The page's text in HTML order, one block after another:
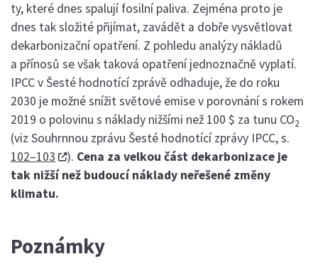
ty, které dnes spalují fosilní paliva. Zejména proto je
dnes tak složité přijímat, zavádět a dobře vysvětlovat
dekarbonizační opatření. Z pohledu analýzy nákladů
a přínosů se však taková opatření jednoznačně vyplatí.
IPCC v Šesté hodnotící zprávě odhaduje, že do roku
2030 je možné snížit světové emise v porovnání s rokem
2019 o polovinu s náklady nižšími než 100 $ za tunu CO2
(viz Souhrnnou zprávu Šesté hodnotící zprávy IPCC, s.
102–103
). Cena za velkou část dekarbonizace je
tak nižší než budoucí náklady neřešené změny
klimatu.
Poznámky